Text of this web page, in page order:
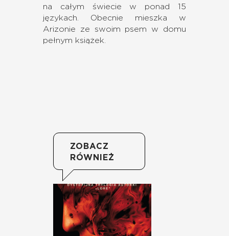
na całym świecie w ponad 15
językach. Obecnie mieszka w
Arizonie ze swoim psem w domu
pełnym książek.
ZOBACZ
RÓWNIEŻ